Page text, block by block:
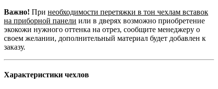
Важно! При необходимости перетяжки в тон чехлам вставок
на приборной панели или в дверях возможно приобретение
экокожи нужного оттенка на отрез, сообщите менеджеру о
своем желании, дополнительный материал будет добавлен к
заказу.
Характеристики чехлов